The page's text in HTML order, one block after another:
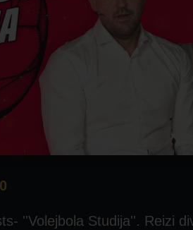
''Volejbola Studija''. Reizi